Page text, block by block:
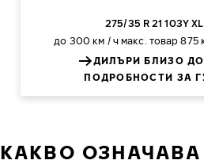
275/35 R 21 103Y XL
до 300 км / ч макс. товар 875
ДИЛЪРИ БЛИЗО
ПОДРОБНОСТИ ЗА
КАКВО ОЗНАЧАВА